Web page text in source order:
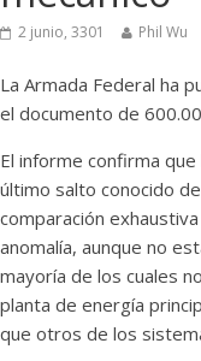
2 junio, 3301 Phil Wu
La Armada Federal ha
el documento de
El informe confirma
último salto conocido
comparación
anomalía, aunque no
mayoría de los cuales
planta de energía
que otros de los
0